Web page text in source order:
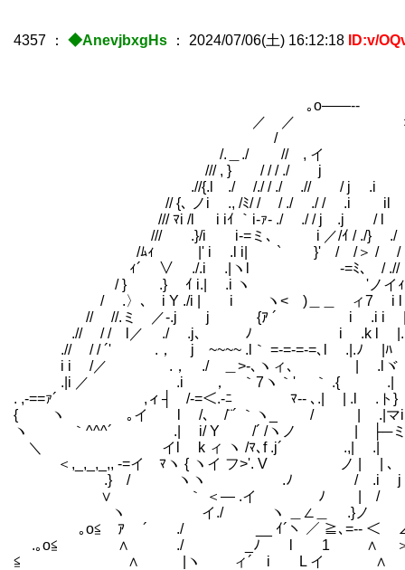
4357 ： ◆AnevjbxgHs ： 2024/07/06(土) 16:12:18 ID:v/
｡o――‐-
／ ／
/
/.＿./ // , イ
/// , } / / / ./ j
.//{.l ./ /./ / ./ .// / j .i
// {､ ノi ., /ﾐ/ / / ./ ./ / .i il
/// ﾏi /l i iｲ ｀i‐ｧ- ./ ./ / j .j / l
/// .}/i i-=ミ､ i ／/ｲ / ./} ./
/ﾑｨ |' i .l i| ` }' / /＞ / / i.ﾘ 童話
ｨ´ ∨ ./.i .|ヽl -=ﾐ､ / .//
/ } .} ｲ i.| .i ヽ 'ノイｨ/ j | 寓話的な
/ .〉､ i Y ./i | i ヽ< )＿＿ ィ7 i
// //.ミ ／-.j j {ｱ ´ i .i i |i .l アンデルセ
.// / / l／ ./ .j､ ﾉ i .k l
.// / / ´' .， j ~~~~ .l｀ =-=-=-=､l .|.ﾉ |ﾊ l ルイ
i i /／ .， ./ ＿>‐､ヽィ､ | .lヾ
.|i ／ .i ， ｀7ヽ｀' ｀ .{ .| .l`l
. ,-==ｧ´ ,ィ┤ /-=＜.-ﾆ ﾏ‐‐ ､.| | .l .ト}
{ ヽ ｡イ l /､ /¨´ ｀ヽ_ / | .|マi
ヽ ｀^^^´ .| i/ Y /´ /ヽノ | ├─ミ
＼ イl k ィ ヽ /ﾏ､f .j´ .,| .|
＜,_,_,_,, -=イ ﾏヽ { ヽイ フ>'. V ノ
.} / ヽヽ .ﾉ / .i j ﾐ
∨ ｀ ＜― .イ ﾉ | /
ヽ イ./ ヽ ＿∠＿ .}ノ j
｡o≦ ｱ￣ ´ ./ __ ｲ´ヽ ／ ≧､=-- ＜ ∠
.｡o≦ ∧ ./ _ﾉ l 1 ∧ ＞
≦ ∧ |ヽ ィ´ i L イ ∧ .}